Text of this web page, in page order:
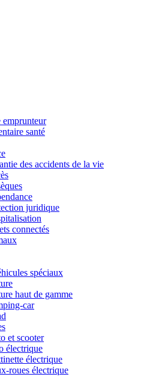
emprunteur
santé
des accidents de la vie
juridique
connectés
spéciaux
haut de gamme
car
et scooter
électrique
électrique
roues électrique